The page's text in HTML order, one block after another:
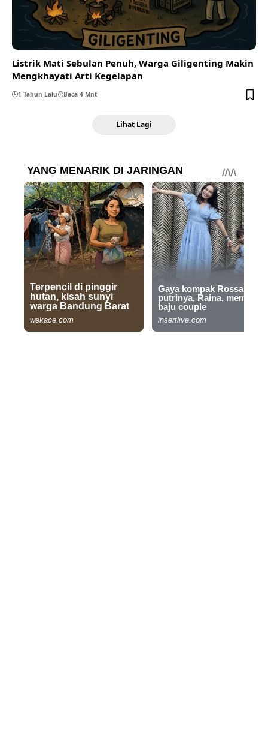
Listrik Mati Sebulan Penuh, Warga Giligenting Makin
Mengkhayati Arti Kegelapan
1 Tahun Lalu Baca 4 Mnt
Lihat Lagi